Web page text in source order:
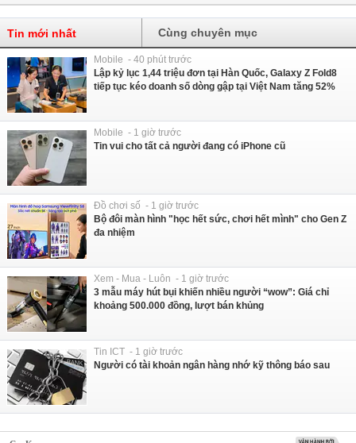
Tin mới nhất Cùng chuyên mục
Mobile - 40 phút trước
Lập kỷ lục 1,44 triệu đơn tại Hàn Quốc, Galaxy Z Fold8
tiếp tục kéo doanh số dòng gập tại Việt Nam tăng 52%
Mobile - 1 giờ trước
Tin vui cho tất cả người đang có iPhone cũ
Đồ chơi số - 1 giờ trước
Bộ đôi màn hình "học hết sức, chơi hết mình" cho Gen Z
đa nhiệm
Xem - Mua - Luôn - 1 giờ trước
3 mẫu máy hút bụi khiến nhiều người “wow”: Giá chỉ
khoảng 500.000 đồng, lượt bán khủng
Tin ICT - 1 giờ trước
Người có tài khoản ngân hàng nhớ kỹ thông báo sau